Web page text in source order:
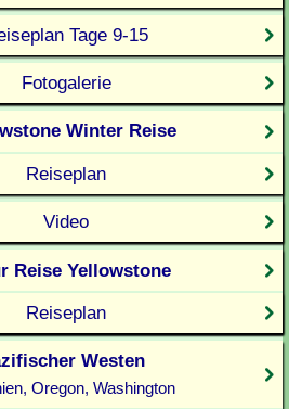
Tage 9-15
Fotogalerie
Winter Reise
Reiseplan
Video
Reise Yellowstone
Reiseplan
Westen
Oregon, Washington